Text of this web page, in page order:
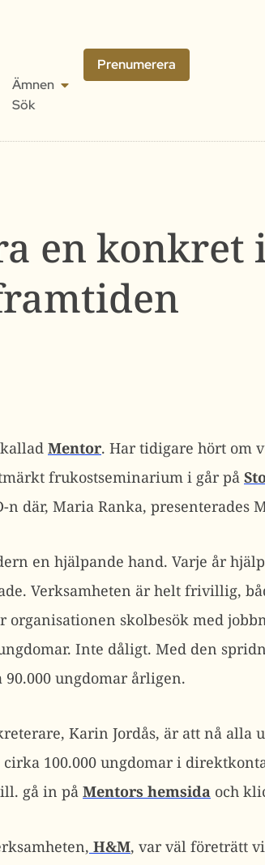
Ämnen
Sök
Prenumerera
en konkret
Mentor. Har tidigare hört om
frukostseminarium i går på
n där, Maria Ranka, presenterades
en hjälpande hand. Varje år
Verksamheten är helt frivillig,
skolbesök med
Inte dåligt. Med den
ungdomar årligen.
Karin Jordås, är att nå alla
100.000 ungdomar i
gå in på Mentors hemsida och
H&M, var väl företrätt